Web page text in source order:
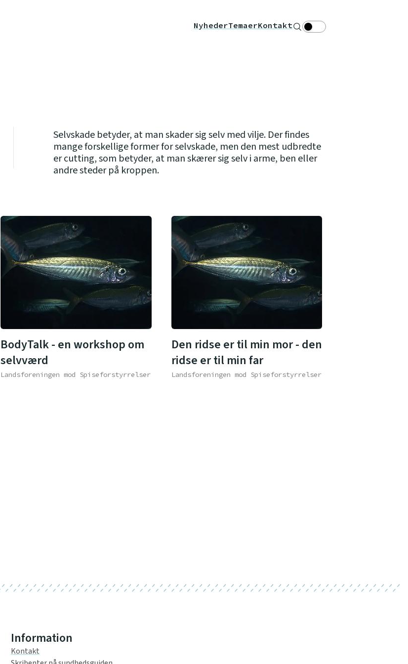
NyhederTemaerKontakt Søg Theme toggle
Selvskade betyder, at man skader sig selv med vilje. Der findes
mange forskellige former for selvskade, men den mest udbredte
er cutting, som betyder, at man skærer sig selv i arme, ben eller
andre steder på kroppen.
BodyTalk - en workshop om
selvværd
Landsforeningen mod Spiseforstyrrelser
Den ridse er til min mor - den
ridse er til min far
Landsforeningen mod Spiseforstyrrelser
Information
Kontakt